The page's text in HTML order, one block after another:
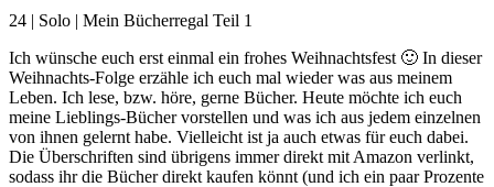
24 | Solo | Mein Bücherregal Teil 1
Ich wünsche euch erst einmal ein frohes Weihnachtsfest 🙂 In dieser
Weihnachts-Folge erzähle ich euch mal wieder was aus meinem
Leben. Ich lese, bzw. höre, gerne Bücher. Heute möchte ich euch
meine Lieblings-Bücher vorstellen und was ich aus jedem einzelnen
von ihnen gelernt habe. Vielleicht ist ja auch etwas für euch dabei.
Die Überschriften sind übrigens immer direkt mit Amazon verlinkt,
sodass ihr die Bücher direkt kaufen könnt (und ich ein paar Prozente